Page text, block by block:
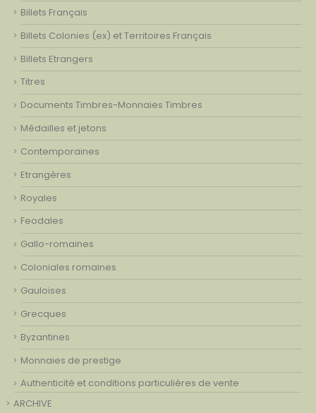
Billets Français
Billets Colonies (ex) et Territoires Français
Billets Etrangers
Titres
Documents Timbres-Monnaies Timbres
Médailles et jetons
Contemporaines
Etrangères
Royales
Feodales
Gallo-romaines
Coloniales romaines
Gauloises
Grecques
Byzantines
Monnaies de prestige
Authenticité et conditions particulières de vente
ARCHIVE